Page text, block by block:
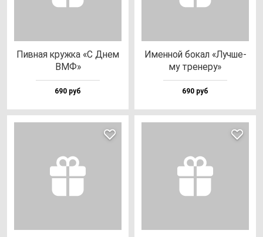
Пив­ная круж­ка «С Днем
ВМФ»
690 руб
Имен­ной бо­кал «Луч­ше­
му тре­не­ру»
690 руб